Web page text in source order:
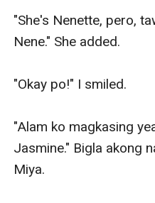
"She's Nenette, pero,
Nene." She added.
"Okay po!" I smiled.
"Alam ko magkasing
Jasmine." Bigla akong
Miya.